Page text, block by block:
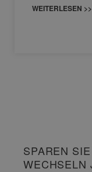
WEITERLESEN >>
SPAREN
WECHSELN